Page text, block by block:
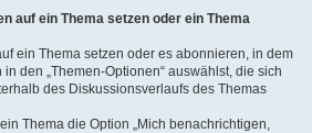
auf ein Thema setzen oder ein Thema
ein Thema setzen oder es abonnieren, in dem
den „Themen-Optionen“ auswählst, die sich
des Diskussionsverlaufs des Themas
Thema die Option „Mich benachrichtigen,